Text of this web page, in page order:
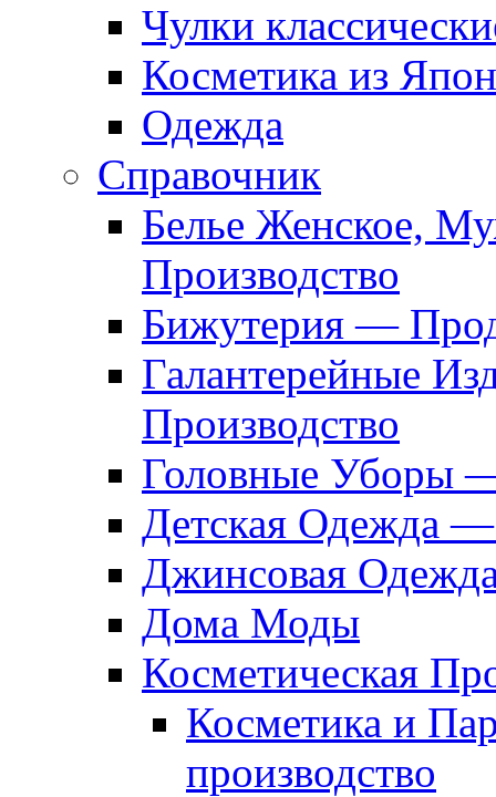
Чулки
Косметика из
Одежда
Справочник
Белье Женское,
Производство
Бижутерия —
Галантерейные
Производство
Головные Уборы
Детская Одежда
Джинсовая
Дома Моды
Косметическая
Косметика и
производство